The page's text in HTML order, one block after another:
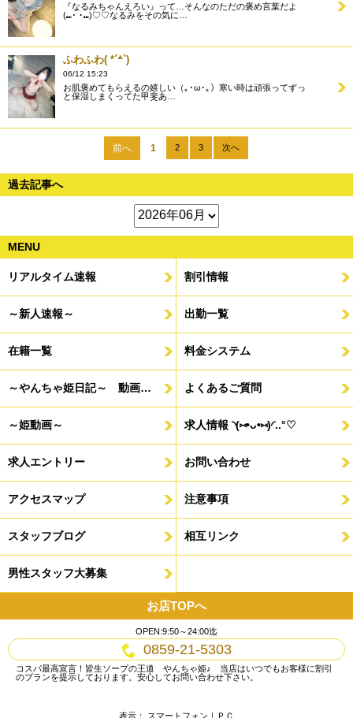
『なるみちゃんえろい』って…そんなのただの褒め言葉だよ
(⑉･ ･⑉)♡♡なるみをその気に…
ふわふわ( *´꒫`)
06/12 15:23
お肌褒めてもらえるの嬉しい（｡･ω･｡）寒い時は頑張ってずっ
と保湿しまくってた甲斐あ…
前へ 1 2 3 次へ
過去記事へ
MENU
リアルタイム速報 割引情報
～新人速報～ 出勤一覧
在籍一覧 料金システム
～やんちゃ姫日記～ 動画もあるよ♪ よくあるご質問
～姫動画～ 求人情報 ◝(⑅•ᴗ•⑅)◜..°♡
求人エントリー お問い合わせ
アクセスマップ 注意事項
スタッフブログ 相互リンク
男性スタッフ大募集
お店TOPへ
OPEN:9:50～24:00迄
0859-21-5303
コスパ最高宣言！皆生ソープの王道 やんちゃ姫♪ 当店はいつでもお客様に割引
のプランを提示しております。安心してお問い合わせ下さい。
表示： スマートフォン｜ ＰＣ